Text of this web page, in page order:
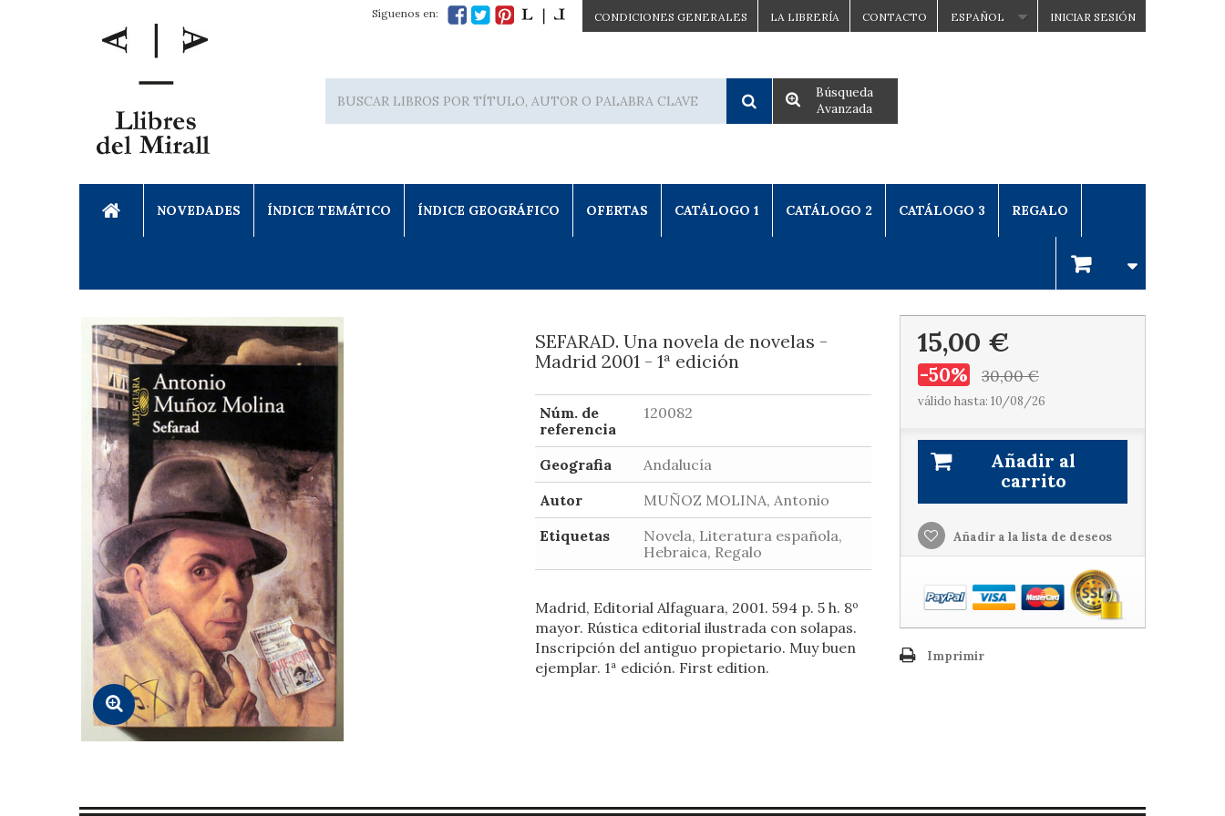
INICIAR SESIÓN
ESPAÑOL
CONTACTO
LA LIBRERÍA
CONDICIONES GENERALES
Síguenos en:
Búsqueda
Avanzada
NOVEDADES ÍNDICE TEMÁTICO ÍNDICE GEOGRÁFICO OFERTAS CATÁLOGO 1 CATÁLOGO 2 CATÁLOGO 3 REGALO
SEFARAD. Una novela de novelas -
Madrid 2001 - 1ª edición
Núm. de
referencia
120082
Geografia
Andalucía
Autor
MUÑOZ MOLINA, Antonio
Etiquetas
Novela, Literatura española,
Hebraica, Regalo
Madrid, Editorial Alfaguara, 2001. 594 p. 5 h. 8º
mayor. Rústica editorial ilustrada con solapas.
Inscripción del antiguo propietario. Muy buen
ejemplar. 1ª edición. First edition.
15,00 €
-50% 30,00 €
válido hasta: 10/08/26
Añadir al
carrito
Añadir a la lista de deseos
Imprimir